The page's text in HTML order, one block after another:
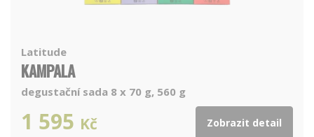
Latitude
KAMPALA
degustační sada 8 x 70 g, 560 g
1 595 Kč Zobrazit detail